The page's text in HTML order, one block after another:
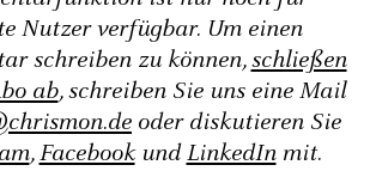
Nutzer verfügbar. Um einen
schreiben zu können,schließen
ab, schreiben Sie uns eine Mail
oder diskutieren Sie
,FacebookundLinkedInmit.